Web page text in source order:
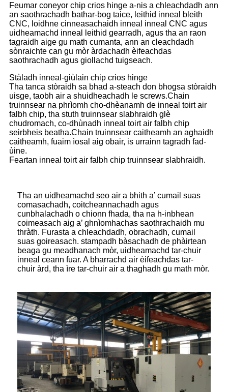
Feumar coneyor chip crios hinge a-nis a chleachdadh ann
an saothrachadh bathar-bog taice, leithid inneal bleith
CNC, loidhne cinneasachaidh inneal inneal CNC agus
uidheamachd inneal leithid gearradh, agus tha an raon
tagraidh aige gu math cumanta, ann an cleachdadh
sònraichte can gu mòr àrdachadh èifeachdas
saothrachadh agus giollachd tuigseach.
Stàladh inneal-giùlain chip crios hinge
Tha tanca stòraidh sa bhad a-steach don bhogsa stòraidh
uisge, taobh air a shuidheachadh le screws.Chain
truinnsear na phrìomh cho-dhèanamh de inneal toirt air
falbh chip, tha stuth truinnsear slabhraidh glè
chudromach, co-dhùnadh inneal toirt air falbh chip
seirbheis beatha.Chain truinnsear caitheamh an aghaidh
caitheamh, fuaim ìosal aig obair, is urrainn tagradh fad-
ùine.
Feartan inneal toirt air falbh chip truinnsear slabhraidh.
Tha an uidheamachd seo air a bhith a’ cumail suas
comasachadh, coitcheannachadh agus
cunbhalachadh o chionn fhada, tha na h-inbhean
coimeasach aig a’ ghnìomhachas saothrachaidh mu
thràth. Furasta a chleachdadh, obrachadh, cumail
suas goireasach. stampadh bàsachadh de phàirtean
beaga gu meadhanach mòr, uidheamachd tar-chuir
inneal ceann fuar. A bharrachd air èifeachdas tar-
chuir àrd, tha ìre tar-chuir air a thaghadh gu math mòr.